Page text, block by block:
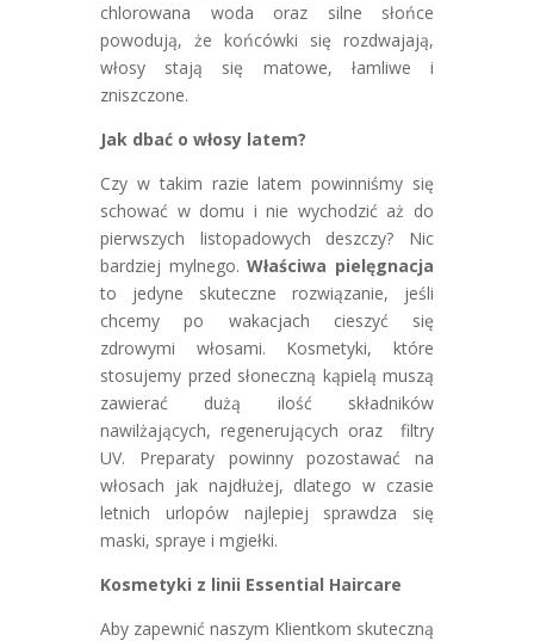
chlorowana woda oraz silne słońce
powodują, że końcówki się rozdwajają,
włosy stają się matowe, łamliwe i
zniszczone.
Jak dbać o włosy latem?
Czy w takim razie latem powinniśmy się
schować w domu i nie wychodzić aż do
pierwszych listopadowych deszczy? Nic
bardziej mylnego.Właściwa pielęgnacja
to jedyne skuteczne rozwiązanie, jeśli
chcemy po wakacjach cieszyć się
zdrowymi włosami. Kosmetyki, które
stosujemy przed słoneczną kąpielą muszą
zawierać dużą ilość składników
nawilżających, regenerujących oraz filtry
UV. Preparaty powinny pozostawać na
włosach jak najdłużej, dlatego w czasie
letnich urlopów najlepiej sprawdza się
maski, spraye i mgiełki.
Kosmetyki z linii Essential Haircare
Aby zapewnić naszym Klientkom skuteczną